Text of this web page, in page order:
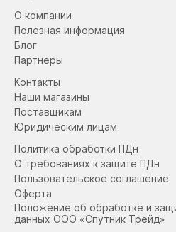
О компании
Полезная информация
Блог
Партнеры
Контакты
Наши магазины
Поставщикам
Юридическим лицам
Политика обработки ПДн
О требованиях к защите ПДн
Пользовательское соглашение
Оферта
Положение об обработке и
данных ООО «Спутник Трейд»